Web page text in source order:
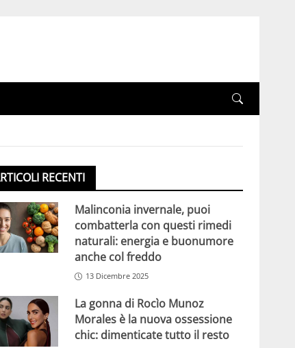
RECENTI
Malinconia invernale, puoi
combatterla con questi rimedi
naturali: energia e buonumore
anche col freddo
13 Dicembre 2025
La gonna di Rocìo Munoz
Morales è la nuova ossessione
chic: dimenticate tutto il resto